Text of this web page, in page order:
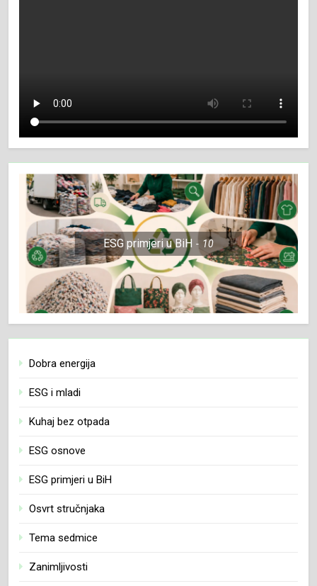
ESG primjeri u BiH 10
Dobra energija
ESG i mladi
Kuhaj bez otpada
ESG osnove
ESG primjeri u BiH
Osvrt stručnjaka
Tema sedmice
Zanimljivosti